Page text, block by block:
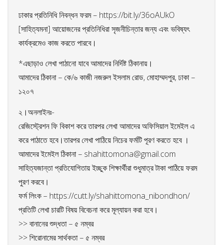
ঢাকার প্রতিনিধি নিবন্ধন ফরম – https://bit.ly/36oAUkO
[সাহিত্যমনা] আয়োজনের প্রতিনিধিরা সৃজনীচিন্তার জন্য এবং ভবিষ্যৎ
কার্যক্রমেও কাজ করতে পারবে।
*এছাড়াও লেখা পাঠানো যাবে আমাদের নির্দিষ্ট ঠিকানায়।
আমাদের ঠিকানা – কে/৬ কাজী নজরুল ইসলাম রোড, মোহাম্মদপুর, ঢাকা –
১২০৭
২।অনলাইনঃ-
রেজিস্ট্রেশন ফি বিকাশ করে তারপর লেখা আমাদের অফিসিয়াল ইমেইল এ
করে পাঠাতে হবে।তারপর লেখা পাঠিয়ে নিচের ফর্মটি পূরণ করতে হবে ।
আমাদের ইমেইল ঠিকানা – shahittomona@gmail.com
সাহিত্যজান্তা প্রতিযোগিতায় ইচ্ছুক শিক্ষার্থীরা শুধুমাত্র টাকা পাঠিয়ে ফরম
পুরণ করবে।
ফর্ম লিংক – https://cutt.ly/shahittomona_nibondhon/
প্রতিটি লেখা চারটি বিষয় বিবেচনা করে মূল্যায়ন করা হবে।
>> বানানের শুদ্ধতা – ৫ নম্বর
>> শিরোনামের সার্থকতা – ৫ নম্বর